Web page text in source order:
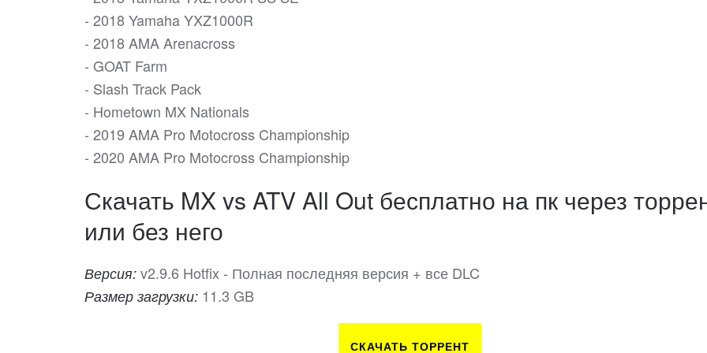
- 2018 Yamaha YXZ1000R
- 2018 AMA Arenacross
- GOAT Farm
- Slash Track Pack
- Hometown MX Nationals
- 2019 AMA Pro Motocross Championship
- 2020 AMA Pro Motocross Championship
Скачать MX vs ATV All Out бесплатно на пк через
или без него
Версия: v2.9.6 Hotfix - Полная последняя версия + все DLC
Размер загрузки: 11.3 GB
СКАЧАТЬ ТОРРЕНТ